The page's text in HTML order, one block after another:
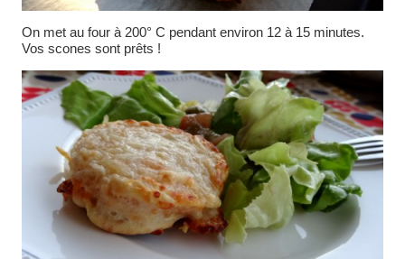
On met au four à 200° C pendant environ 12 à 15 minutes.
Vos scones sont prêts !